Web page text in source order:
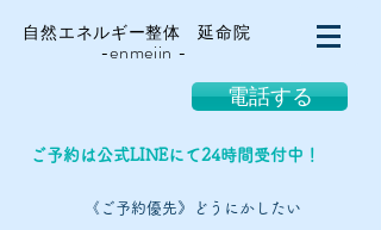
自然エネルギー整体 延命院
-enmeiin -
電話する
ご予約は公式LINEにて24時間受付中！
《ご予約優先》どうにかしたい